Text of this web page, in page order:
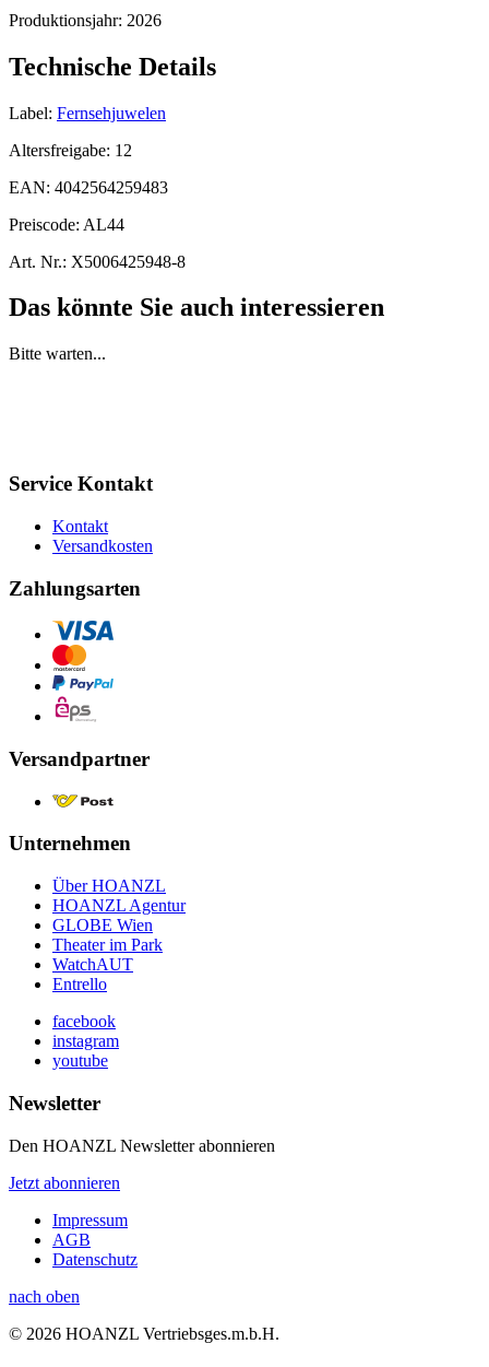
Produktionsjahr: 2026
Technische Details
Label: Fernsehjuwelen
Altersfreigabe: 12
EAN: 4042564259483
Preiscode: AL44
Art. Nr.: X5006425948-8
Das könnte Sie auch interessieren
Bitte warten...
Service Kontakt
Kontakt
Versandkosten
Zahlungsarten
Versandpartner
Unternehmen
Über HOANZL
HOANZL Agentur
GLOBE Wien
Theater im Park
WatchAUT
Entrello
facebook
instagram
youtube
Newsletter
Den HOANZL Newsletter abonnieren
Jetzt abonnieren
Impressum
AGB
Datenschutz
nach oben
© 2026 HOANZL Vertriebsges.m.b.H.